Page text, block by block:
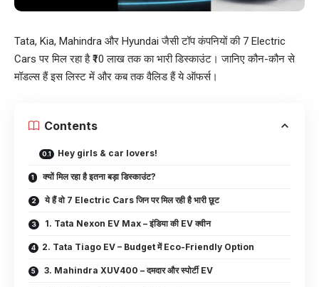
Tata, Kia, Mahindra और Hyundai जैसी टॉप कंपनियों की 7 Electric
Cars पर मिल रहा है ₹10 लाख तक का भारी डिस्काउंट। जानिए कौन-कौन से
मॉडल्स हैं इस लिस्ट में और कब तक वैलिड हैं ये ऑफर्स।
Contents
Hey girls & car lovers!
क्यों मिल रहा है इतना बड़ा डिस्काउंट?
ये हैं वो 7 Electric Cars जिन पर मिल रही है भारी छूट
1. Tata Nexon EV Max – इंडिया की EV क्वीन
2. Tata Tiago EV – Budget में Eco-Friendly Option
3. Mahindra XUV400 – दमदार और स्पोर्टी EV